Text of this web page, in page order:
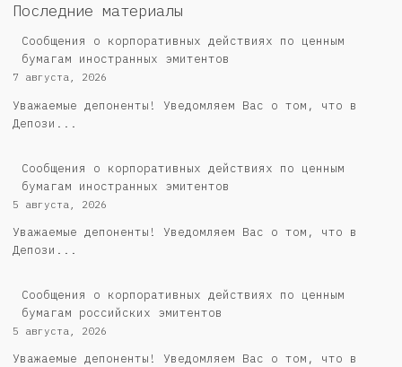
Последние материалы
Сообщения о корпоративных действиях по ценным
бумагам иностранных эмитентов
7 августа, 2026
Уважаемые депоненты! Уведомляем Вас о том, что в
Депози...
Сообщения о корпоративных действиях по ценным
бумагам иностранных эмитентов
5 августа, 2026
Уважаемые депоненты! Уведомляем Вас о том, что в
Депози...
Cообщения о корпоративных действиях по ценным
бумагам российских эмитентов
5 августа, 2026
Уважаемые депоненты! Уведомляем Вас о том, что в